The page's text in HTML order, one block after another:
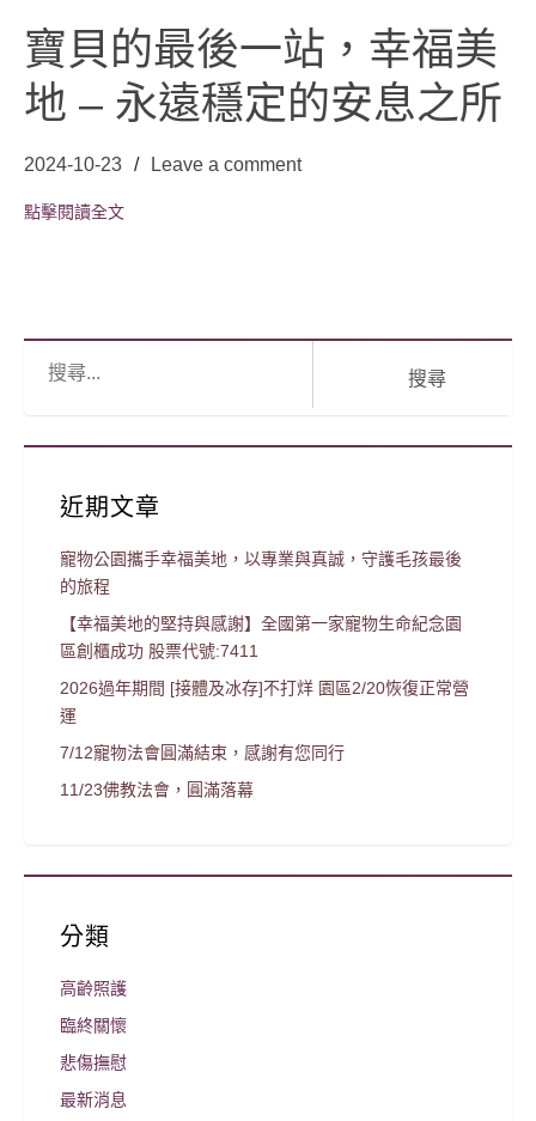
寶貝的最後一站，幸福美
地 – 永遠穩定的安息之所
2024-10-23 Leave a comment
點擊閱讀全文
近期文章
寵物公園攜手幸福美地，以專業與真誠，守護毛孩最後
的旅程
【幸福美地的堅持與感謝】全國第一家寵物生命紀念園
區創櫃成功 股票代號:7411
2026過年期間 [接體及冰存]不打烊 園區2/20恢復正常營
運
7/12寵物法會圓滿結束，感謝有您同行
11/23佛教法會，圓滿落幕
分類
高齡照護
臨終關懷
悲傷撫慰
最新消息